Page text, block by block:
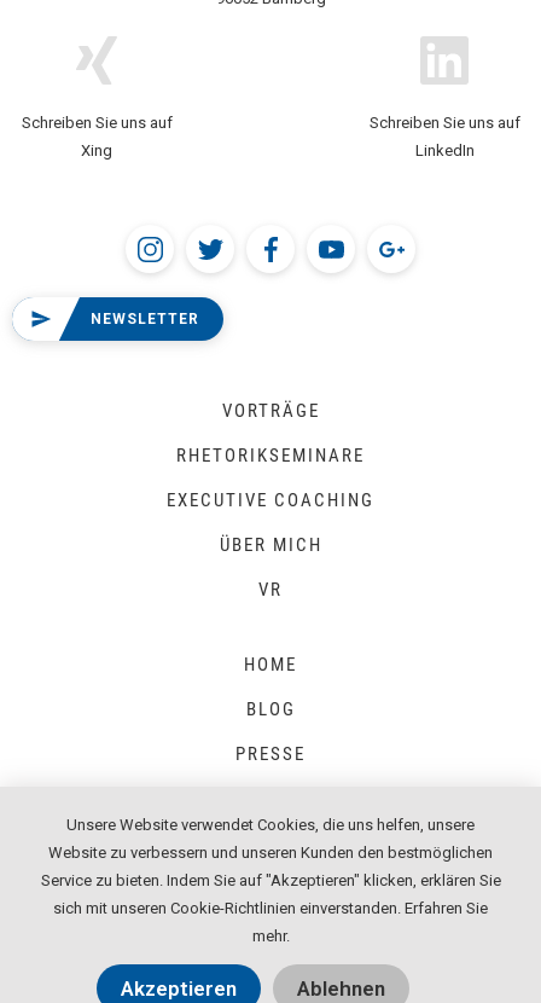
Schreiben Sie uns auf
Xing
Schreiben Sie uns auf
LinkedIn
NEWSLETTER
HOME
VORTRÄGE
RHETORIKSEMINARE
EXECUTIVE COACHING
ÜBER MICH
VR
BLOG
PRESSE
DATENSCHUTZ
Unsere Website verwendet Cookies, die uns helfen, unsere
Website zu verbessern und unseren Kunden den bestmöglichen
Service zu bieten. Indem Sie auf "Akzeptieren" klicken, erklären Sie
sich mit unseren Cookie-Richtlinien einverstanden. Erfahren Sie
mehr.
Akzeptieren Ablehnen